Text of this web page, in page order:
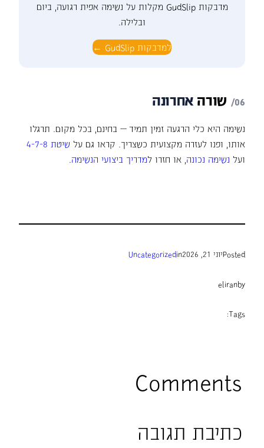
מדבקות GudSlip מקלות על נשימה אפית רגועה, ביום
ובלילה.
למדבקות GudSlip ←
שורה אחרונה
נשימה היא כלי הרגעה זמין תמיד — בחינם, בכל מקום. תרגלו
אותו, ופנו לעזרה מקצועית כשצריך. קראו גם על שיטת 4-7-8
ועל נשימה נכונה , או חזרו למדריך ביצועי הנשימה
Postedיוני 21, 2026 in
Uncategorized
by
eliran
Tags:
Comments
כתיבת תגובה